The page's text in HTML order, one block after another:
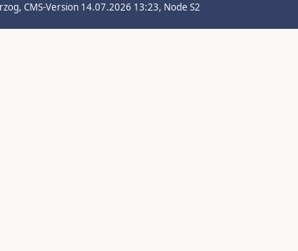
, CMS-Version 14.07.2026 13:23, Node S2